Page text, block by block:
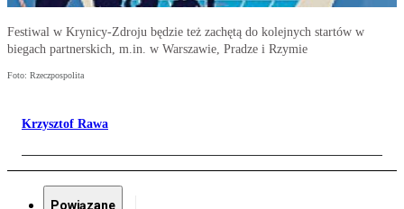
Festiwal w Krynicy-Zdroju będzie też zachętą do kolejnych startów w
biegach partnerskich, m.in. w Warszawie, Pradze i Rzymie
Foto: Rzeczpospolita
Krzysztof Rawa
Powiązane